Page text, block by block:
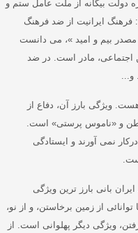
دولت بيگانه از ملت عامل ستم و
: فرهنگ ايرانيت از ضد فرهنگ
مصدر بيم و اميد »، می دانست
اجتماعى، مادر است
در ضد
و
هست ویژگی بارز آن، دفاع از
و «ناموس پرستی» است
نمی آورند و ایستادگی
ایران بانی بارز ترین ویژگی
از زمین برخاستن، و از نو،
ویژگی دیگر پهلوانی است
از